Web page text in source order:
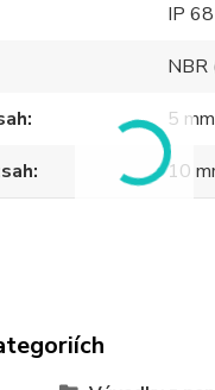
IP 68
NBR
5 mm
10